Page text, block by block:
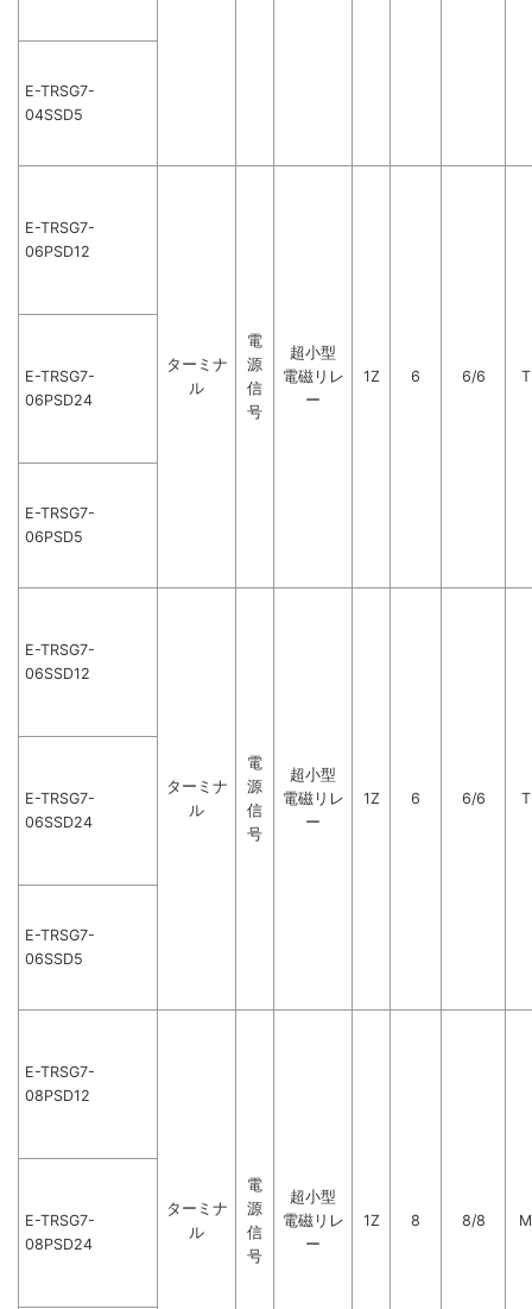
E-TRSG7-
04SSD5
E-TRSG7-
06PSD12
ターミナ
ル
電
源
信
号
超小型
電磁リレ
ー
1Z 6 6/6
E-TRSG7-
06PSD24
E-TRSG7-
06PSD5
E-TRSG7-
06SSD12
ターミナ
ル
電
源
信
号
超小型
電磁リレ
ー
1Z 6 6/6
E-TRSG7-
06SSD24
E-TRSG7-
06SSD5
E-TRSG7-
08PSD12
ターミナ
ル
電
源
信
号
超小型
電磁リレ
ー
1Z 8 8/8
E-TRSG7-
08PSD24